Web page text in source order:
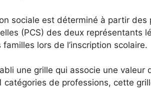
sociale est déterminé à partir
(PCS) des deux représentants
lors de l’inscription scolaire.
une grille qui associe une valeur
catégories de professions, cette